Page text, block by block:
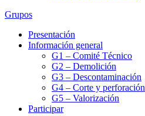
Grupos
Presentación
Información general
G1 – Comité Técnico
G2 – Demolición
G3 – Descontaminación
G4 – Corte y perforación
G5 – Valorización
Participar